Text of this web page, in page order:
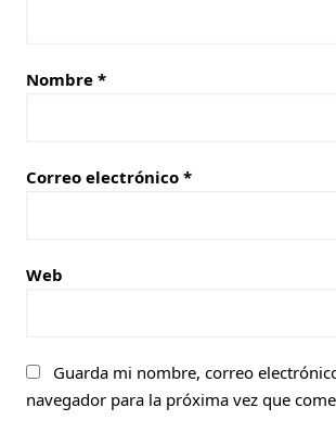
Nombre *
Correo electrónico *
Web
Guarda mi nombre, correo
navegador para la próxima vez que